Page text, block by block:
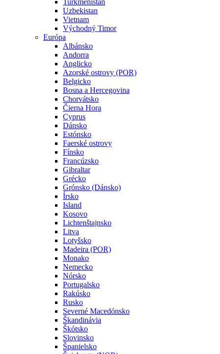
Turkmenistan
Uzbekistan
Vietnam
Východný Timor
Európa
Albánsko
Andorra
Anglicko
Azorské ostrovy (POR)
Belgicko
Bosna a Hercegovina
Chorvátsko
Čierna Hora
Cyprus
Dánsko
Estónsko
Faerské ostrovy
Fínsko
Francúzsko
Gibraltar
Grécko
Grónsko (Dánsko)
Írsko
Island
Kosovo
Lichtenštajnsko
Litva
Lotyšsko
Madeira (POR)
Monako
Nemecko
Nórsko
Portugalsko
Rakúsko
Rusko
Severné Macedónsko
Škandinávia
Škótsko
Slovinsko
Španielsko